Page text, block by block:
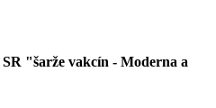
"šarže vakcín - Moderna a